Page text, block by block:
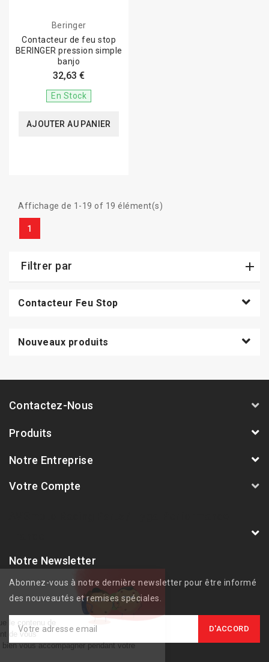
Beringer
Contacteur de feu stop
BERINGER pression simple
banjo
32,63 €
En Stock
AJOUTER AU PANIER
Affichage de 1-19 of 19 élément(s)
1
Filtrer par
Contacteur Feu Stop
Nouveaux produits
Contactez-Nous
Produits
Notre Entreprise
Votre Compte
Notre Newsletter
Abonnez-vous à notre dernière newsletter pour être informé
des nouveautés et remises spéciales.